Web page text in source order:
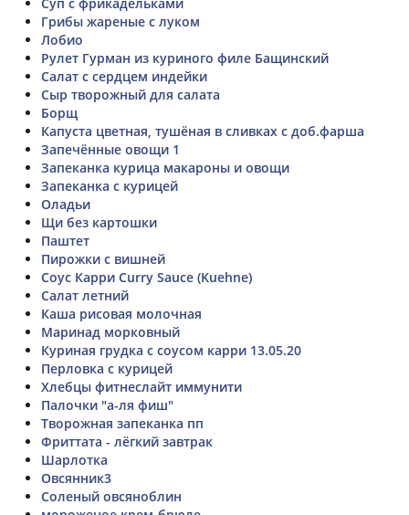
Грибы жареные с луком
Лобио
Рулет Гурман из куриного филе Бащинский
Салат с сердцем индейки
Сыр творожный для салата
Борщ
Капуста цветная, тушёная в сливках с доб.фарша
Запечённые овощи 1
Запеканка курица макароны и овощи
Запеканка с курицей
Оладьи
Щи без картошки
Паштет
Пирожки с вишней
Соус Карри Curry Sauce (Kuehne)
Салат летний
Каша рисовая молочная
Маринад морковный
Куриная грудка с соусом карри 13.05.20
Перловка с курицей
Хлебцы фитнеслайт иммунити
Палочки "а-ля фиш"
Творожная запеканка пп
Фриттата - лёгкий завтрак
Шарлотка
Овсянник3
Соленый овсяноблин